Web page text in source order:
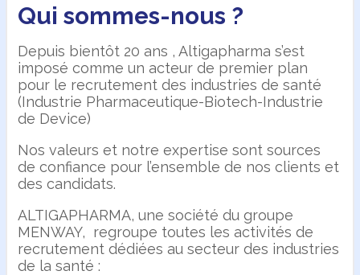
Qui sommes-nous ?
Depuis bientôt 20 ans , Altigapharma s’est
imposé comme un acteur de premier plan
pour le recrutement des industries de santé
(Industrie Pharmaceutique-Biotech-Industrie
de Device)
Nos valeurs et notre expertise sont sources
de confiance pour l’ensemble de nos clients et
des candidats.
ALTIGAPHARMA, une société du groupe
MENWAY, regroupe toutes les activités de
recrutement dédiées au secteur des industries
de la santé :